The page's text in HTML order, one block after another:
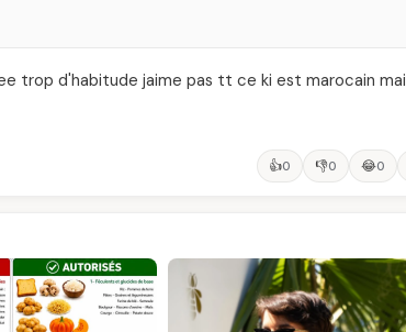
trop d'habitude jaime pas tt ce ki est marocain mai
👍0 👎0 😂0